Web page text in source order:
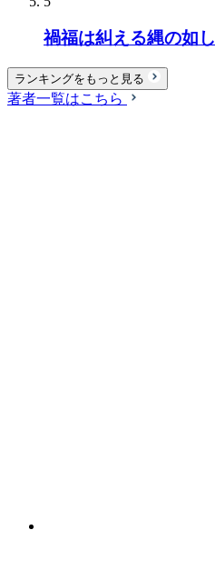
禍福は糾える縄の如し
ランキングをもっと見る
著者一覧はこちら